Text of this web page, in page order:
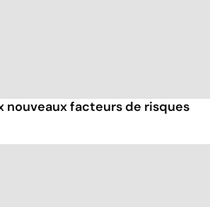
nouveaux facteurs de risques